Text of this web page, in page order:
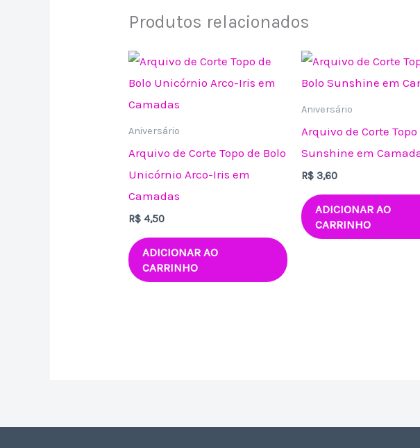
Produtos relacionados
Aniversário
Arquivo de Corte Topo de Bolo
Unicórnio Arco-Iris em
Camadas
R$ 4,50
ADICIONAR AO
CARRINHO
Aniversário
Arquivo de Corte Topo
Sunshine em
R$3,60
ADICIONAR AO
CARRINHO